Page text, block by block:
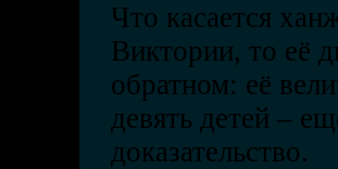
Что касается
Виктории, то её
обратном: её
девять детей –
доказательство.